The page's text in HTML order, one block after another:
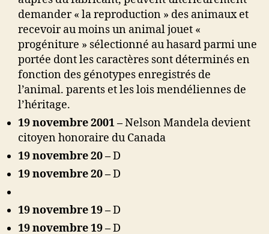
demander « la reproduction » des animaux et
recevoir au moins un animal jouet «
progéniture » sélectionné au hasard parmi une
portée dont les caractères sont déterminés en
fonction des génotypes enregistrés de
l’animal. parents et les lois mendéliennes de
l’héritage.
19 novembre 2001 –Nelson Mandela devient
citoyen honoraire du Canada
19 novembre 20 –D
19 novembre 20 –D
19 novembre 19 –D
19 novembre 19 –D